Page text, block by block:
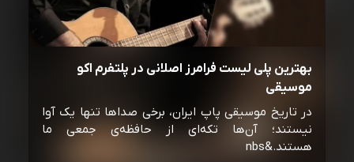
بهترین پلی لیست فرامرز اصلانی در پلتفرم اکو
موسیقی
در تاریخ موسیقی پاپ ایران، برخی صداها تنها یک آوا
نیستند؛ آن‌ها تکه‌ای از حافظه‌ی جمعی ما
هستند.&nbs